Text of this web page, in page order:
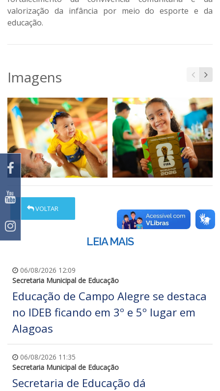
valorização da infância por meio do esporte e da
educação.
Imagens
VOLTAR
LEIA MAIS
06/08/2026 12:09
Secretaria Municipal de Educação
Educação de Campo Alegre se destaca
no IDEB ficando em 3º e 5º lugar em
Alagoas
06/08/2026 11:35
Secretaria Municipal de Educação
Secretaria de Educação dá